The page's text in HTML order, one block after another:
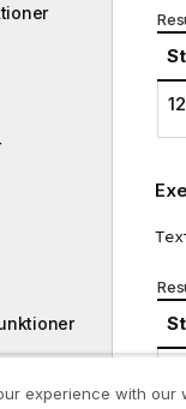
experience with our